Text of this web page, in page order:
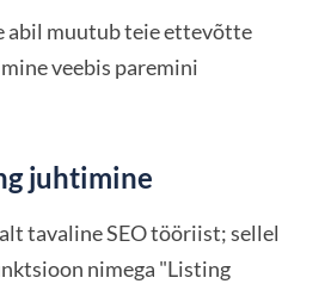
abil muutub teie ettevõtte
veebis paremini
juhtimine
tavaline SEO tööriist; sellel
nimega "Listing